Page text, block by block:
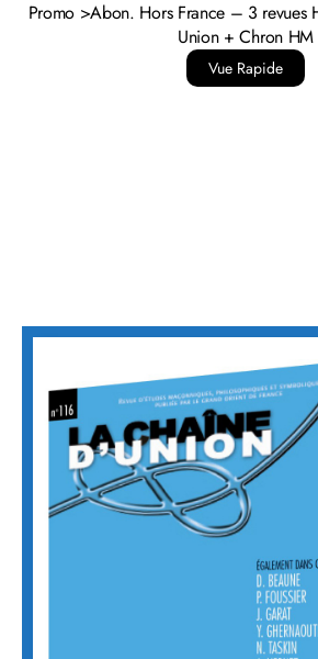
13,00€
Humanisme N°348 –
Vue Rapide